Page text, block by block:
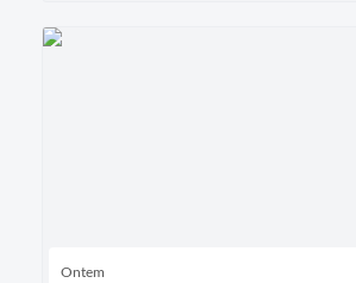
Ontem